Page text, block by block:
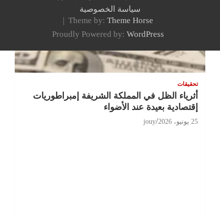
تحقيقات
أثرياء الظل في المملكة الشريفة إمبراطوريات
إقتصادية بعيدة عند الأضواء
25 يونيو، 2026 jouy
سياسة الخصوصية
Theme by: Theme Horse
Proudly Powered by: WordPress